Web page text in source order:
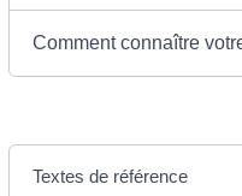
Comment connaître
Textes de référence